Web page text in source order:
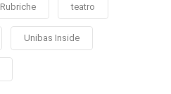
Rubriche teatro
Unibas Inside